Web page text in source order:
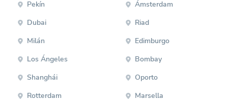
Pekín
Ámsterdam
Dubai
Riad
Milán
Edimburgo
Los Ángeles
Bombay
Shanghái
Oporto
Rotterdam
Marsella